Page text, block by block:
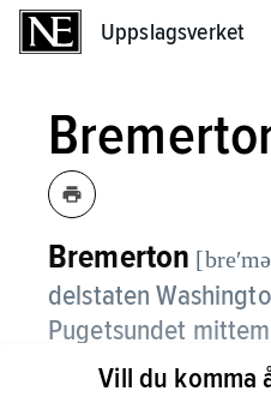
Uppslagsverket
Bremerton
delstaten
Pugetsundet
invånare (2020).
Vill du komma